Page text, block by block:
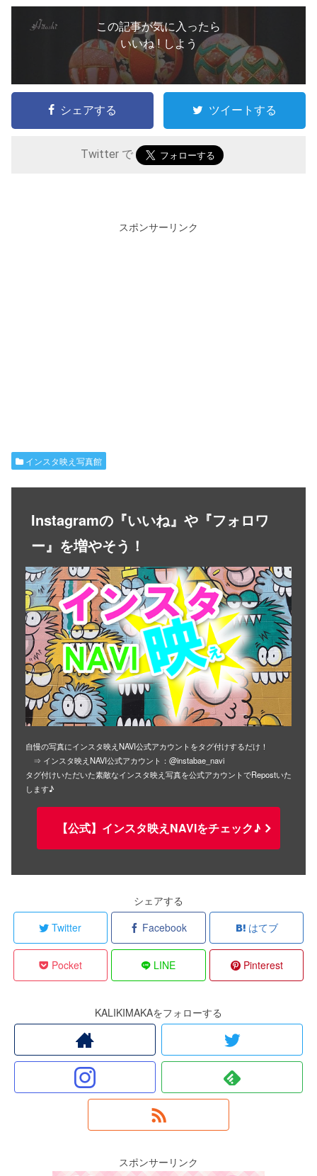
この記事が気に入ったら
いいね ! しよう
シェアする ツイートする
Twitter で
スポンサーリンク
インスタ映え写真館
Instagramの『いいね』や『フォロワ
ー』を増やそう！
自慢の写真にインスタ映えNAVI公式アカウントをタグ付けするだけ！
⇒ インスタ映えNAVI公式アカウント：@instabae_navi
タグ付けいただいた素敵なインスタ映え写真を公式アカウントでRepostいた
します♪
【公式】インスタ映えNAVIをチェック♪
シェアする
Twitter
Facebook はてブ
Pocket LINE Pinterest
KALIKIMAKAをフォローする
スポンサーリンク